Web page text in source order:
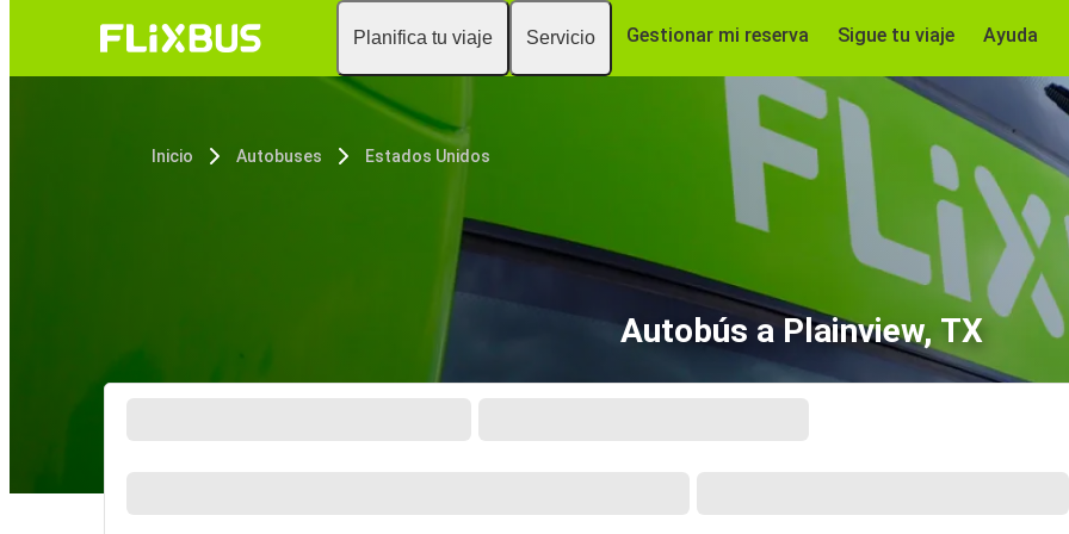
Planifica tu viaje Servicio Gestionar mi reserva Sigue tu viaje Ayuda
Inicio Autobuses Estados Unidos
Autobús a Plainview, TX